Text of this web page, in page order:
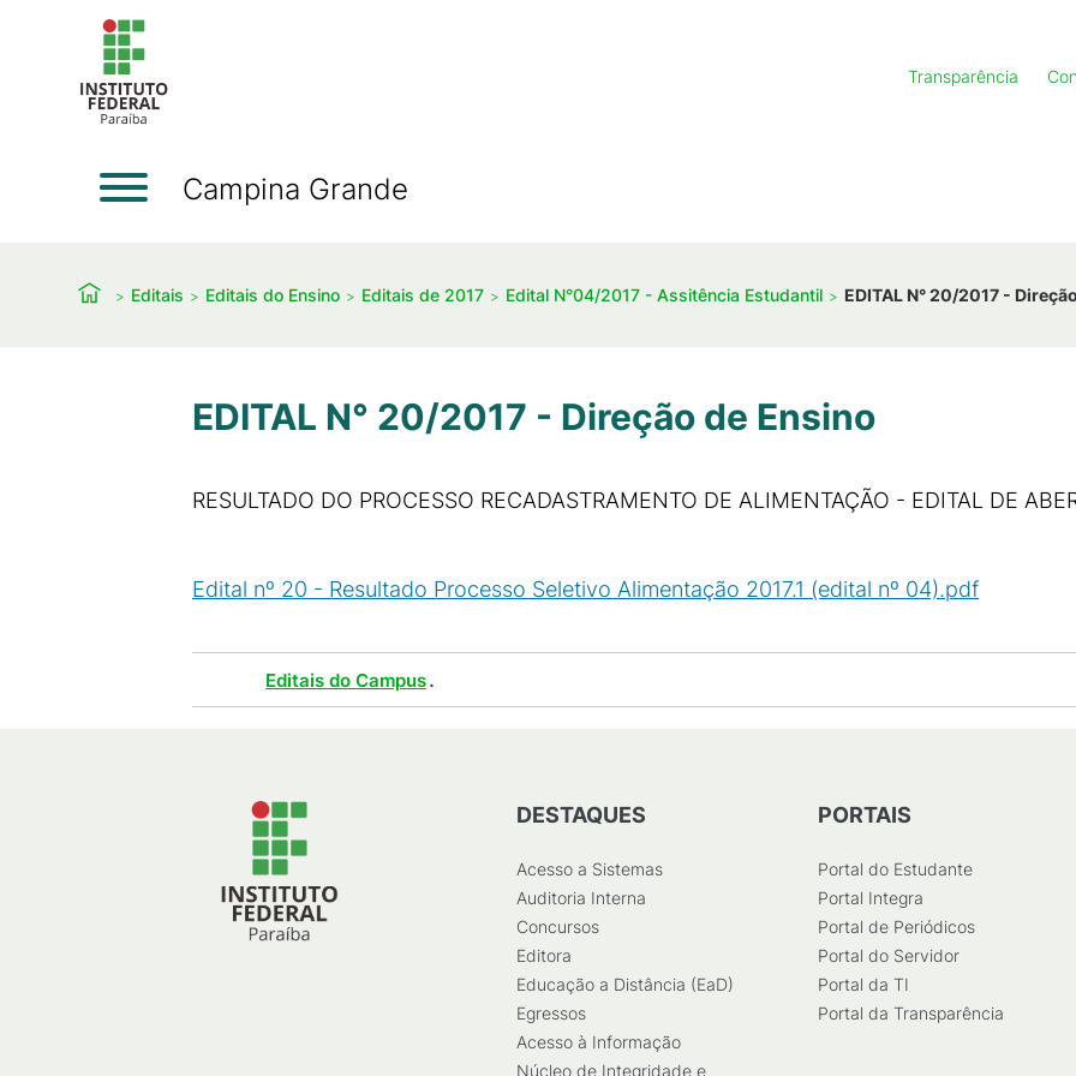
Transparência
Campina Grande
Editais Editais do Ensino Editais de 2017 Edital N°04/2017 - Assitência Estudantil EDITAL N° 20/2017 -
EDITAL N° 20/2017 - Direção de Ensino
RESULTADO DO PROCESSO RECADASTRAMENTO DE ALIMENTAÇÃO - EDITAL DE
Edital nº 20 - Resultado Processo Seletivo Alimentação 2017.1 (edital nº 04).pdf
Editais do Campus.
DESTAQUES
Acesso a Sistemas
Auditoria Interna
Concursos
Editora
Educação a Distância (EaD)
Egressos
Acesso à Informação
Núcleo de Integridade e
PORTAIS
Portal do Estudante
Portal Integra
Portal de Periódicos
Portal do Servidor
Portal da TI
Portal da Transparência